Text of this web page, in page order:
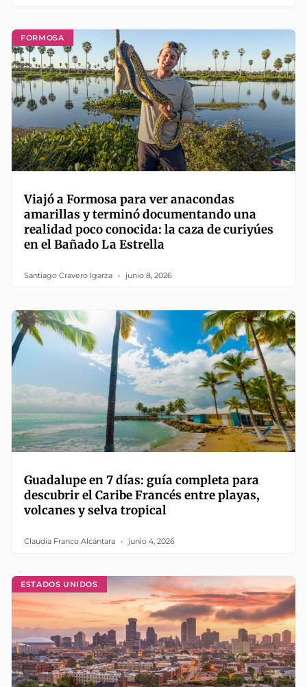
FORMOSA
Viajó a Formosa para ver anacondas
amarillas y terminó documentando una
realidad poco conocida: la caza de curiyúes
en el Bañado La Estrella
Santiago Cravero Igarza junio 8, 2026
Guadalupe en 7 días: guía completa para
descubrir el Caribe Francés entre playas,
volcanes y selva tropical
Claudia Franco Alcántara junio 4, 2026
ESTADOS UNIDOS